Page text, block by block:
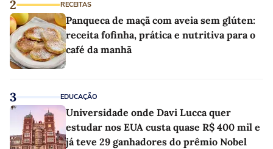
2 RECEITAS
Panqueca de maçã com aveia sem glúten:
receita fofinha, prática e nutritiva para o
café da manhã
3 EDUCAÇÃO
Universidade onde Davi Lucca quer
estudar nos EUA custa quase R$ 400 mil e
já teve 29 ganhadores do prêmio Nobel